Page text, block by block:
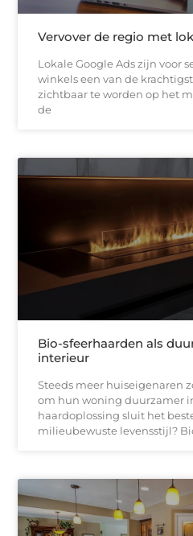
Vervover de regio met
Lokale Google Ads zijn voor
winkels een van de
zichtbaar te worden op het
de
Bio-sfeerhaarden als
interieur
Steeds meer huiseigenaren
om hun woning duurzamer
haardoplossing sluit het
milieubewuste levensstijl?